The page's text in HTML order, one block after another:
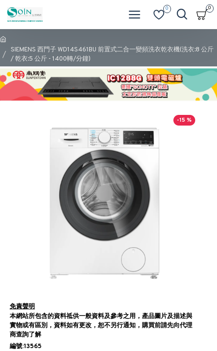
0 0
SIEMENS 西門子 WD14S461BU 前置式二合一變頻洗衣乾衣機(洗衣:8 公斤
/ 乾衣:5 公斤 - 1400轉/分鐘)
-15 %
免責聲明
本網站所包含的資料祗供一般資料及參考之用，產品圖片及描述與
實物或有區別，資料如有更改，恕不另行通知，購買前請先向代理
商查詢了解
編號:13565